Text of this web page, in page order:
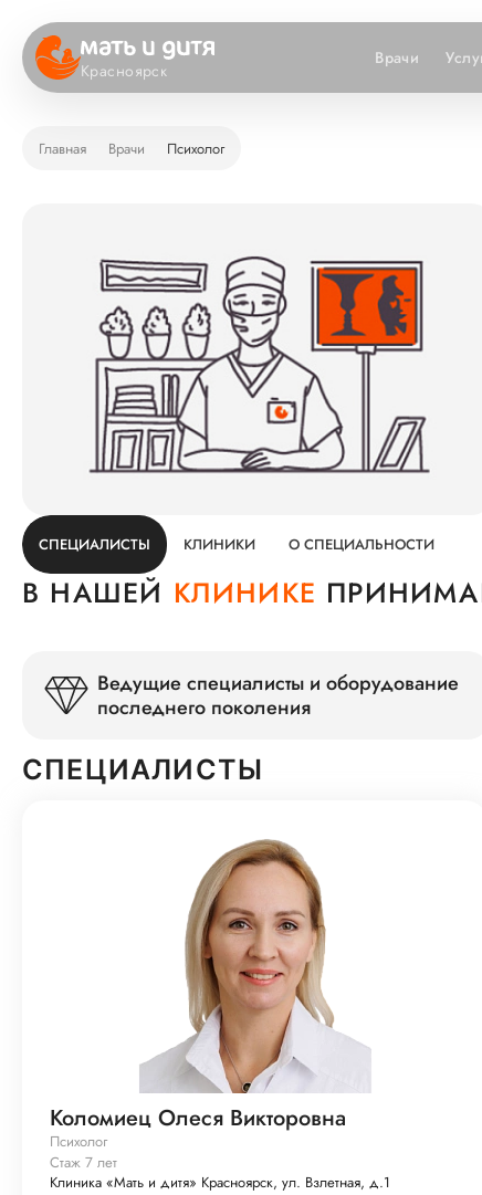
Красноярск
Врачи
Главная Врачи Психолог
СПЕЦИАЛИСТЫ КЛИНИКИ О СПЕЦИАЛЬНОСТИ
В НАШЕЙ КЛИНИКЕ
Ведущие специалисты и оборудование
последнего поколения
СПЕЦИАЛИСТЫ
Коломиец Олеся Викторовна
Психолог
Стаж 7 лет
Клиника «Мать и дитя» Красноярск, ул. Взлетная, д.1